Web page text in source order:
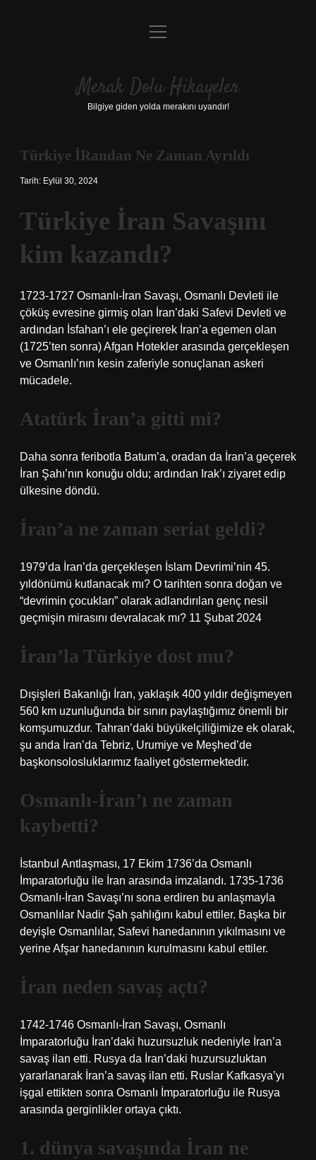
Anasayfa
Yasal Uyarı
menüyü
Merak Dolu Hikayeler
Bilgiye giden yolda merakını uyandır!
Türkiye İRandan Ne Zaman Ayrıldı
Tarih: Eylül 30, 2024
Türkiye İran Savaşını
kim kazandı?
1723-1727 Osmanlı-İran Savaşı, Osmanlı Devleti ile
çöküş evresine girmiş olan İran’daki Safevi Devleti ve
ardından İsfahan’ı ele geçirerek İran’a egemen olan
(1725’ten sonra) Afgan Hotekler arasında gerçekleşen
ve Osmanlı’nın kesin zaferiyle sonuçlanan askeri
mücadele.
Atatürk İran’a gitti mi?
Daha sonra feribotla Batum’a, oradan da İran’a geçerek
İran Şahı’nın konuğu oldu; ardından Irak’ı ziyaret edip
ülkesine döndü.
İran’a ne zaman seriat geldi?
1979’da İran’da gerçekleşen İslam Devrimi’nin 45.
yıldönümü kutlanacak mı? O tarihten sonra doğan ve
“devrimin çocukları” olarak adlandırılan genç nesil
geçmişin mirasını devralacak mı? 11 Şubat 2024
İran’la Türkiye dost mu?
Dışişleri Bakanlığı İran, yaklaşık 400 yıldır değişmeyen
560 km uzunluğunda bir sınırı paylaştığımız önemli bir
komşumuzdur. Tahran’daki büyükelçiliğimize ek olarak,
şu anda İran’da Tebriz, Urumiye ve Meşhed’de
başkonsolosluklarımız faaliyet göstermektedir.
Osmanlı-İran’ı ne zaman
kaybetti?
İstanbul Antlaşması, 17 Ekim 1736’da Osmanlı
İmparatorluğu ile İran arasında imzalandı. 1735-1736
Osmanlı-İran Savaşı’nı sona erdiren bu anlaşmayla
Osmanlılar Nadir Şah şahlığını kabul ettiler. Başka bir
deyişle Osmanlılar, Safevi hanedanının yıkılmasını ve
yerine Afşar hanedanının kurulmasını kabul ettiler.
İran neden savaş açtı?
1742-1746 Osmanlı-İran Savaşı, Osmanlı
İmparatorluğu İran’daki huzursuzluk nedeniyle İran’a
savaş ilan etti. Rusya da İran’daki huzursuzluktan
yararlanarak İran’a savaş ilan etti. Ruslar Kafkasya’yı
işgal ettikten sonra Osmanlı İmparatorluğu ile Rusya
arasında gerginlikler ortaya çıktı.
1. dünya savaşında İran ne